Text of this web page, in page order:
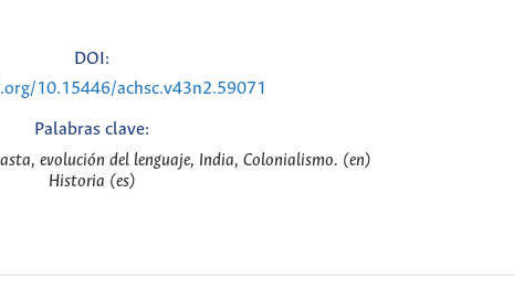
DOI:
10.15446/achsc.v43n2.59071
Palabras clave:
evolución del lenguaje, India, Colonialismo. (en)
Historia (es)